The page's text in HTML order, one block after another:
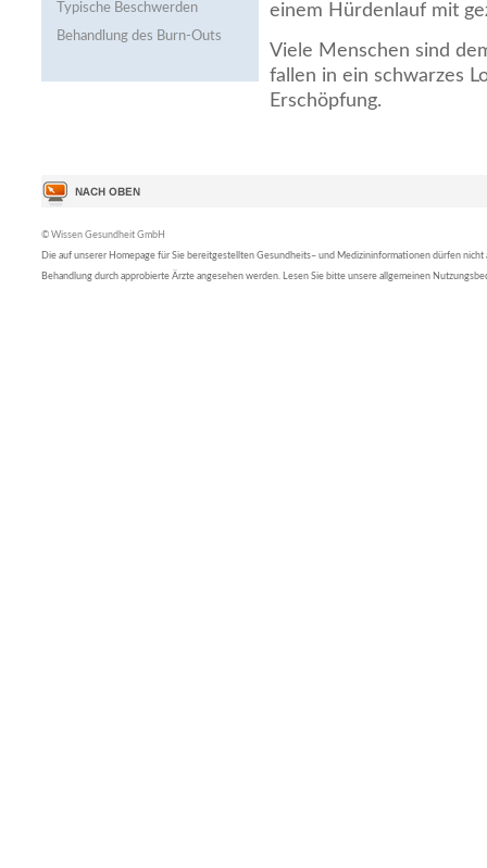
Typische Beschwerden
Behandlung des Burn-Outs
einem Hürdenlauf mit
Viele Menschen sind
fallen in ein schwarzes
Erschöpfung.
© Wissen Gesundheit GmbH
Die auf unserer Homepage für Sie bereitgestellten Gesundheits– und Medizininformationen dürfen nicht
Behandlung durch approbierte Ärzte angesehen werden. Lesen Sie bitte unsere allgemeinen